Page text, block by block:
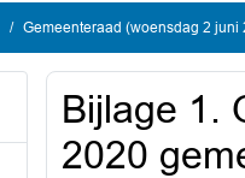
Gemeenteraad (woensdag 2 juni
Bijlage 1.
2020